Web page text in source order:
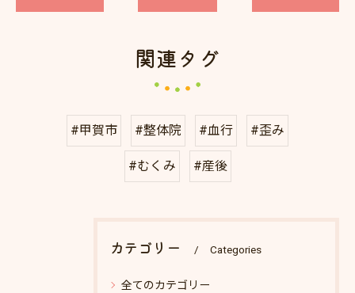
関連タグ
#甲賀市 #整体院 #血行 #歪み
#むくみ #産後
カテゴリー Categories
全てのカテゴリー